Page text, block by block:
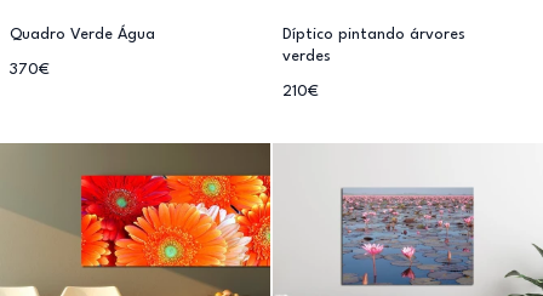
Quadro Verde Água
370€
Díptico pintando árvores
verdes
210€